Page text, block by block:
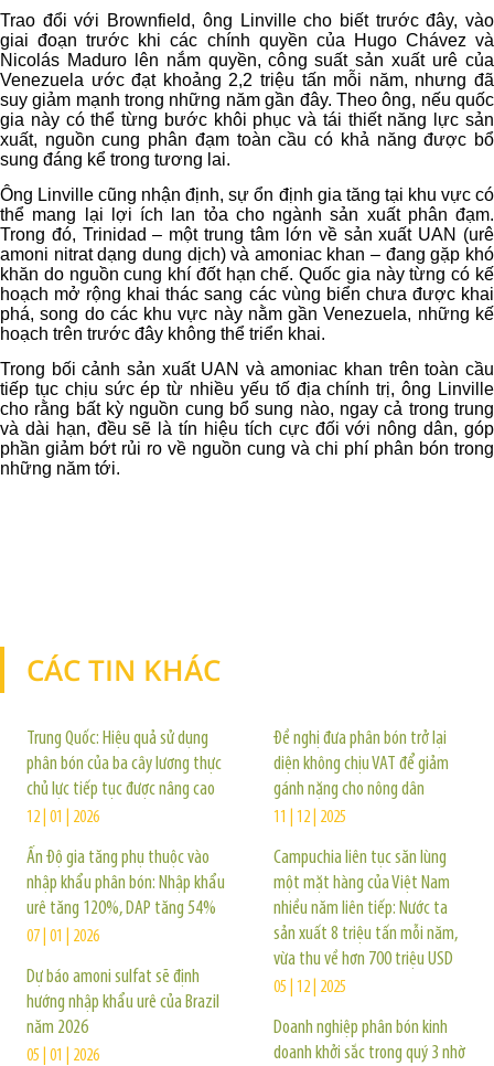
Trao đổi với Brownfield, ông Linville cho biết trước đây, vào
giai đoạn trước khi các chính quyền của Hugo Chávez và
Nicolás Maduro lên nắm quyền, công suất sản xuất urê của
Venezuela ước đạt khoảng 2,2 triệu tấn mỗi năm, nhưng đã
suy giảm mạnh trong những năm gần đây. Theo ông, nếu quốc
gia này có thể từng bước khôi phục và tái thiết năng lực sản
xuất, nguồn cung phân đạm toàn cầu có khả năng được bổ
sung đáng kể trong tương lai.
Ông Linville cũng nhận định, sự ổn định gia tăng tại khu vực có
thể mang lại lợi ích lan tỏa cho ngành sản xuất phân đạm.
Trong đó, Trinidad – một trung tâm lớn về sản xuất UAN (urê
amoni nitrat dạng dung dịch) và amoniac khan – đang gặp khó
khăn do nguồn cung khí đốt hạn chế. Quốc gia này từng có kế
hoạch mở rộng khai thác sang các vùng biển chưa được khai
phá, song do các khu vực này nằm gần Venezuela, những kế
hoạch trên trước đây không thể triển khai.
Trong bối cảnh sản xuất UAN và amoniac khan trên toàn cầu
tiếp tục chịu sức ép từ nhiều yếu tố địa chính trị, ông Linville
cho rằng bất kỳ nguồn cung bổ sung nào, ngay cả trong trung
và dài hạn, đều sẽ là tín hiệu tích cực đối với nông dân, góp
phần giảm bớt rủi ro về nguồn cung và chi phí phân bón trong
những năm tới.
CÁC TIN KHÁC
Trung Quốc: Hiệu quả sử dụng
phân bón của ba cây lương thực
chủ lực tiếp tục được nâng cao
12 | 01 | 2026
Ấn Độ gia tăng phụ thuộc vào
nhập khẩu phân bón: Nhập khẩu
urê tăng 120%, DAP tăng 54%
07 | 01 | 2026
Dự báo amoni sulfat sẽ định
hướng nhập khẩu urê của Brazil
năm 2026
05 | 01 | 2026
Đề nghị đưa phân bón trở lại
diện không chịu VAT để giảm
gánh nặng cho nông dân
11 | 12 | 2025
Campuchia liên tục săn lùng
một mặt hàng của Việt Nam
nhiều năm liên tiếp: Nước ta
sản xuất 8 triệu tấn mỗi năm,
vừa thu về hơn 700 triệu USD
05 | 12 | 2025
Doanh nghiệp phân bón kinh
doanh khởi sắc trong quý 3 nhờ